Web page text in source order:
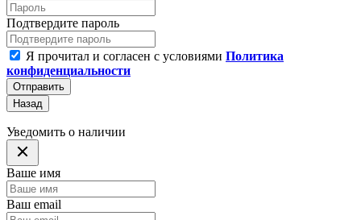
Подтвердите пароль
Я прочитал и согласен с условиями Политика
конфиденциальности
Отправить
Назад
Уведомить о наличии
Ваше имя
Ваш email